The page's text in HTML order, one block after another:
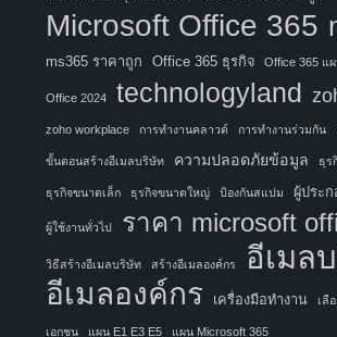
Microsoft Office 365
ms365 ราคาถูก Office 365 ธุรกิจ Office 365 แ
Office 2024 technologyland
zoho workplace การทำงานคลาวด์ การทำงานร่วมกัน
ขั้นตอนสร้างอีเมลบริษัท ความปลอดภัยข้อมูล ธุร
ธุรกิจขนาดเล็ก ธุรกิจขนาดใหญ่ ป้องกันสแปม ผู้ประ
ผู้ใช้งานทั่วไป ราคา microsoft
วิธีสร้างอีเมลบริษัท สร้างอีเมลองค์กร อีเมล
อีเมลองค์กร เครื่องมือทำงาน เลื
เอกชน แผน E1 E3 E5 แผน Microsoft 365